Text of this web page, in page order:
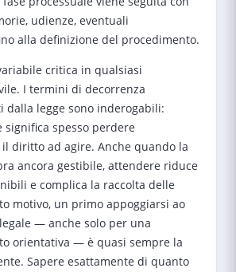
udienze, eventuali
alla definizione del procedimento.
critica in qualsiasi
I termini di decorrenza
dalla legge sono inderogabili:
significa spesso perdere
diritto ad agire. Anche quando la
ancora gestibile, attendere riduce
e complica la raccolta delle
motivo, un primo appoggiarsi ao
— anche solo per una
orientativa — è quasi sempre la
Sapere esattamente di quanto